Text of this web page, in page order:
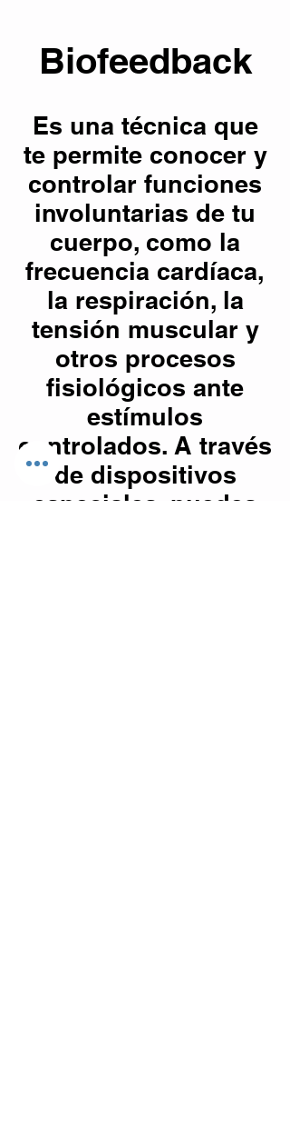
Biofeedback
Es una técnica que
te permite conocer y
controlar funciones
involuntarias de tu
cuerpo, como la
frecuencia cardíaca,
la respiración, la
tensión muscular y
otros procesos
fisiológicos ante
estímulos
controlados. A través
de dispositivos
especiales, puedes